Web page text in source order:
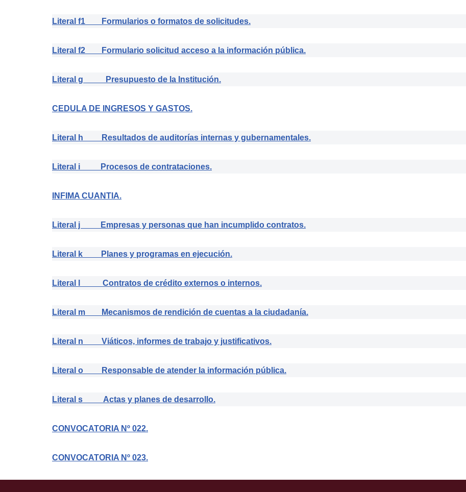
Literal f1 Formularios o formatos de solicitudes.
Literal f2 Formulario solicitud acceso a la información pública.
Literal g Presupuesto de la Institución.
CEDULA DE INGRESOS Y GASTOS.
Literal h Resultados de auditorías internas y gubernamentales.
Literal i Procesos de contrataciones.
INFIMA CUANTIA.
Literal j Empresas y personas que han incumplido contratos.
Literal k Planes y programas en ejecución.
Literal l Contratos de crédito externos o internos.
Literal m Mecanismos de rendición de cuentas a la ciudadanía.
Literal n Viáticos, informes de trabajo y justificativos.
Literal o Responsable de atender la información pública.
Literal s Actas y planes de desarrollo.
CONVOCATORIA Nº 022.
CONVOCATORIA Nº 023.